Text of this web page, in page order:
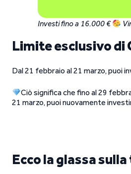
Investi fino a 16.000 €
Limite esclusivo di
Dal 21 febbraio al 21 marzo, puoi
Ciò significa che fino al 29
21 marzo, puoi nuovamente
Ecco la glassa